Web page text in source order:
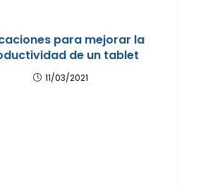
para mejorar la
de un tablet
11/03/2021